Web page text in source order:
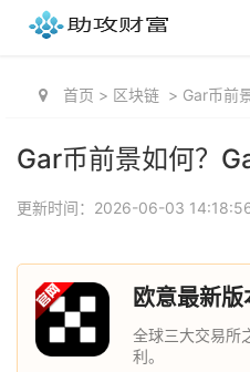
首页 > 区块链 > Gar币前
Gar币前景如何？
更新时间：2026-06-03
欧意最新版
全球三大交易所
利。